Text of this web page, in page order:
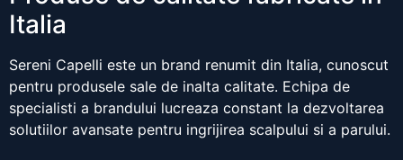
Italia
Sereni Capelli este un brand renumit din Italia, cunoscut
pentru produsele sale de inalta calitate. Echipa de
specialisti a brandului lucreaza constant la dezvoltarea
solutiilor avansate pentru ingrijirea scalpului si a parului.